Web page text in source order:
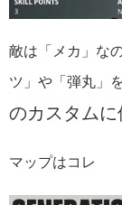
敵は「メカ」な
ツ」や「弾丸」
のカスタムに
マップはコレ